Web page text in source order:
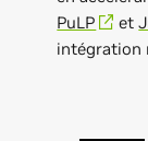
PuLP
et
intégration